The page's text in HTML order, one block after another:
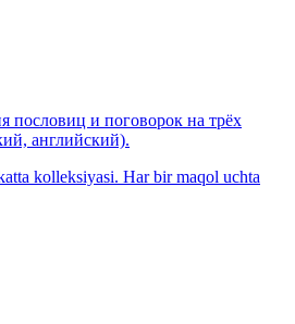
пословиц и поговорок на трёх
английский).
kolleksiyasi. Har bir maqol uchta